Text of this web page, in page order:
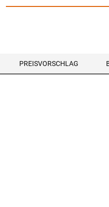
PREISVORSCHLAG